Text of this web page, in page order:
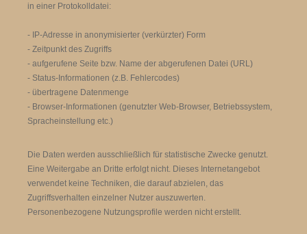
in einer Protokolldatei:
- IP-Adresse in anonymisierter (verkürzter) Form
- Zeitpunkt des Zugriffs
- aufgerufene Seite bzw. Name der abgerufenen Datei (URL)
- Status-Informationen (z.B. Fehlercodes)
- übertragene Datenmenge
- Browser-Informationen (genutzter Web-Browser, Betriebssystem,
Spracheinstellung etc.)
Die Daten werden ausschließlich für statistische Zwecke genutzt.
Eine Weitergabe an Dritte erfolgt nicht. Dieses Internetangebot
verwendet keine Techniken, die darauf abzielen, das
Zugriffsverhalten einzelner Nutzer auszuwerten.
Personenbezogene Nutzungsprofile werden nicht erstellt.